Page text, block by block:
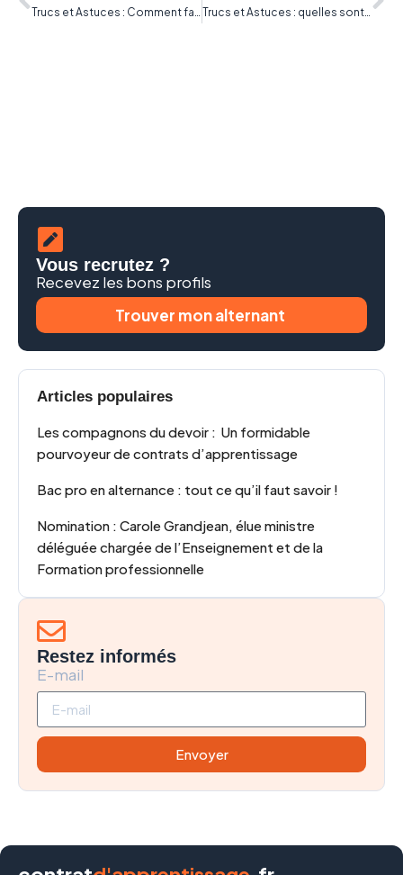
Trucs et Astuces : quelles sont les erreurs à éviter en entretien d’embauche ?
Vous recrutez ?
Recevez les bons profils
Trouver mon alternant
Articles populaires
Les compagnons du devoir : Un formidable
pourvoyeur de contrats d’apprentissage
Bac pro en alternance : tout ce qu’il faut savoir !
Nomination : Carole Grandjean, élue ministre
déléguée chargée de l’Enseignement et de la
Formation professionnelle
Restez informés
E-mail
Envoyer